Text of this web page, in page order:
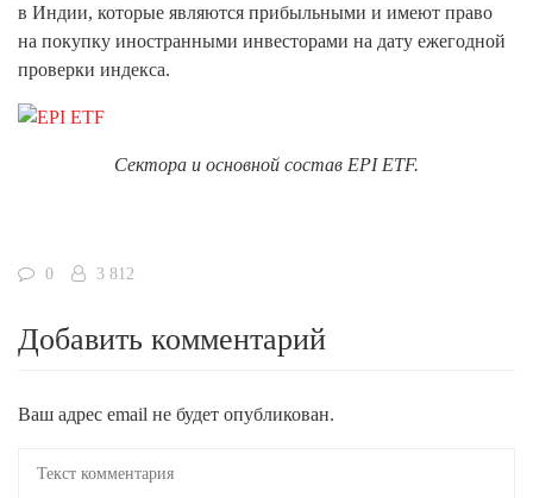
в Индии, которые являются прибыльными и имеют право
на покупку иностранными инвесторами на дату ежегодной
проверки индекса.
Сектора и основной состав EPI ETF.
0 3 812
Добавить комментарий
Ваш адрес email не будет опубликован.